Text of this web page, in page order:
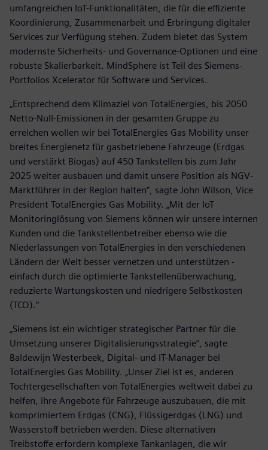
umfangreichen IoT-Funktionalitäten, die für die effiziente
Koordinierung, Zusammenarbeit und Erbringung digitaler
Services zur Verfügung stehen. Zudem bietet das System
modernste Sicherheits- und Governance-Optionen und eine
robuste Skalierbarkeit. MindSphere ist Teil des Siemens-
Portfolios Xcelerator für Software und Services.
„Entsprechend dem Klimaziel von TotalEnergies, bis 2050
Netto-Null-Emissionen in der gesamten Gruppe zu
erreichen wollen wir bei TotalEnergies Gas Mobility unser
breites Energienetz für gasbetriebene Fahrzeuge (Erdgas
und verstärkt Biogas) auf 450 Tankstellen bis zum Jahr
2025 weiter ausbauen und damit unsere Position als NGV-
Marktführer in der Region halten“, sagte John Wilson, Vice
President TotalEnergies Gas Mobility. „Mit der IoT
Monitoringlösung von Siemens können wir unsere internen
Kunden und die Tankstellenbetreiber ebenso wie die
Niederlassungen von TotalEnergies in den verschiedenen
Ländern der Welt besser vernetzen und unterstützen -
einfach durch die optimierte Tankstellenüberwachung,
reduzierte Wartungskosten und niedrigere Selbstkosten
(TCO).“
„Siemens ist ein wichtiger strategischer Partner für die
Umsetzung unserer Digitalisierungsstrategie“, sagte
Baldewijn Westerbeek, Digital- und IT-Manager bei
TotalEnergies Gas Mobility. „Unser Ziel ist es, anderen
Tochtergesellschaften von TotalEnergies weltweit dabei zu
helfen, ihre Angebote für Fahrzeuge auszubauen, die mit
komprimiertem Erdgas (CNG), Flüssigerdgas (LNG) und
Wasserstoff betrieben werden. Diese alternativen
Treibstoffe erfordern komplexe Tankanlagen, die wir